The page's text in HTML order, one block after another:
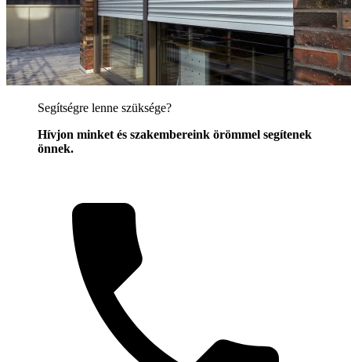
Segítségre lenne szüksége?
Hívjon minket és szakembereink örömmel segítenek
önnek.